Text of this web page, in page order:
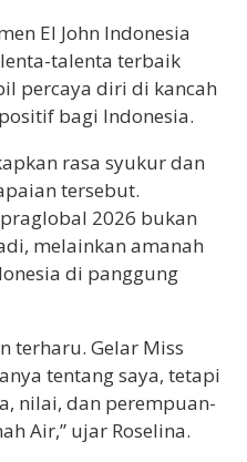
El John Indonesia
talenta terbaik
percaya diri di kancah
bagi Indonesia.
rasa syukur dan
tersebut.
2026 bukan
melainkan amanah
di panggung
terharu. Gelar Miss
tentang saya, tetapi
nilai, dan perempuan-
Air,” ujar Roselina.